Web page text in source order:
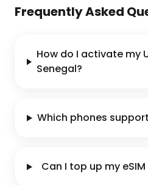
Frequently Asked
How do I activate my
Senegal?
Which phones
Can I top up my